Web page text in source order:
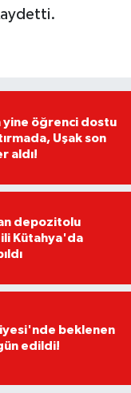
yine öğrenci dostu
Uşak son
aldı!
depozitolu
Kütahya'da
beklenen
edildi!